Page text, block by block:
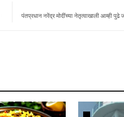
पंतप्रधान नरेंद्र मोदींच्या नेतृत्वाखाली आम्ही